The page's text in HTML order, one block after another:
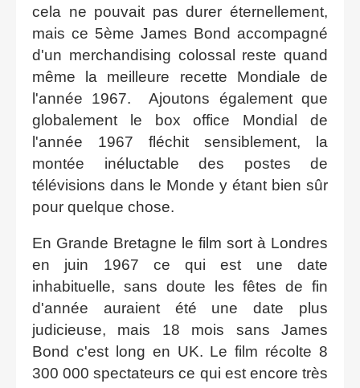
cela ne pouvait pas durer éternellement,
mais ce 5ème James Bond accompagné
d'un merchandising colossal reste quand
même la meilleure recette Mondiale de
l'année 1967. Ajoutons également que
globalement le box office Mondial de
l'année 1967 fléchit sensiblement, la
montée inéluctable des postes de
télévisions dans le Monde y étant bien sûr
pour quelque chose.
En Grande Bretagne le film sort à Londres
en juin 1967 ce qui est une date
inhabituelle, sans doute les fêtes de fin
d'année auraient été une date plus
judicieuse, mais 18 mois sans James
Bond c'est long en UK. Le film récolte 8
300 000 spectateurs ce qui est encore très